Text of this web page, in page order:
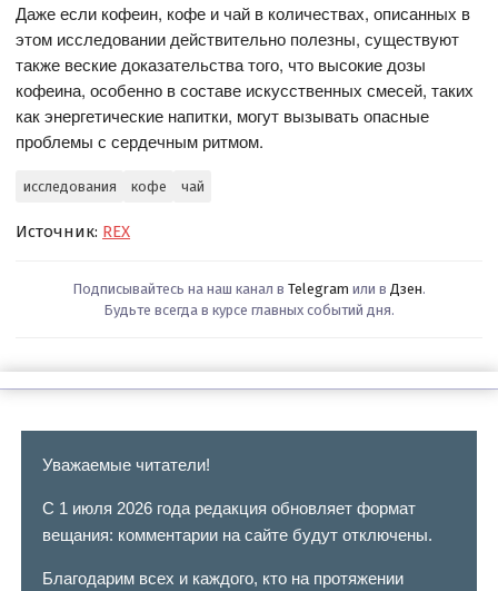
Даже если кофеин, кофе и чай в количествах, описанных в
этом исследовании действительно полезны, существуют
также веские доказательства того, что высокие дозы
кофеина, особенно в составе искусственных смесей, таких
как энергетические напитки, могут вызывать опасные
проблемы с сердечным ритмом.
исследования кофе чай
Источник: REX
Подписывайтесь на наш канал в Telegram или в Дзен.
Будьте всегда в курсе главных событий дня.
Уважаемые читатели!
С 1 июля 2026 года редакция обновляет формат
вещания: комментарии на сайте будут отключены.
Благодарим всех и каждого, кто на протяжении